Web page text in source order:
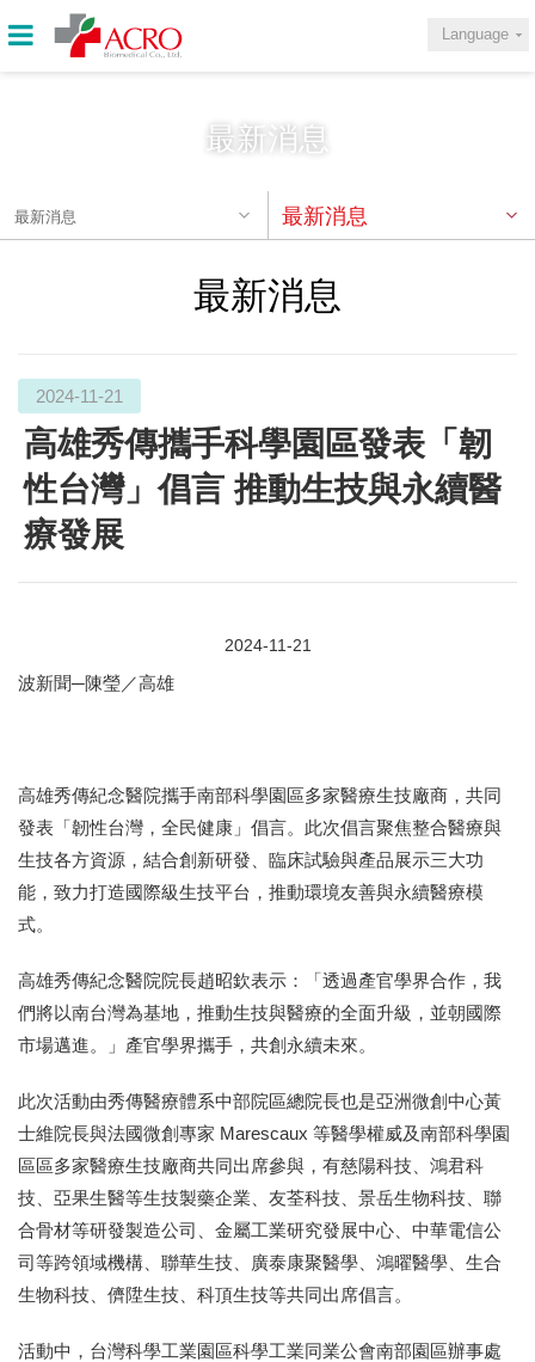
Language
最新消息
最新消息 最新消息
最新消息
2024-11-21
高雄秀傳攜手科學園區發表「韌
性台灣」倡言 推動生技與永續醫
療發展
2024-11-21
波新聞─陳瑩／高雄
高雄秀傳紀念醫院攜手南部科學園區多家醫療生技廠商，共同
發表「韌性台灣，全民健康」倡言。此次倡言聚焦整合醫療與
生技各方資源，結合創新研發、臨床試驗與產品展示三大功
能，致力打造國際級生技平台，推動環境友善與永續醫療模
式。
高雄秀傳紀念醫院院長趙昭欽表示：「透過產官學界合作，我
們將以南台灣為基地，推動生技與醫療的全面升級，並朝國際
市場邁進。」產官學界攜手，共創永續未來。
此次活動由秀傳醫療體系中部院區總院長也是亞洲微創中心黃
士維院長與法國微創專家 Marescaux 等醫學權威及南部科學園
區區多家醫療生技廠商共同出席參與，有慈陽科技、鴻君科
技、亞果生醫等生技製藥企業、友荃科技、景岳生物科技、聯
合骨材等研發製造公司、金屬工業研究發展中心、中華電信公
司等跨領域機構、聯華生技、廣泰康聚醫學、鴻曜醫學、生合
生物科技、儕陞生技、科頂生技等共同出席倡言。
活動中，台灣科學工業園區科學工業同業公會南部園區辦事處